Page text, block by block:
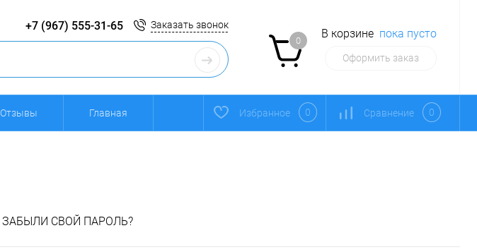
+7 (967) 555-31-65 Заказать звонок
0
В корзине пока пусто
Оформить заказ
Отзывы Главная Избранное 0 Сравнение 0
ЗАБЫЛИ СВОЙ ПАРОЛЬ?